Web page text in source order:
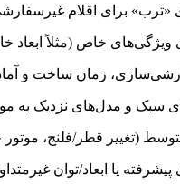
زمان ساخت و